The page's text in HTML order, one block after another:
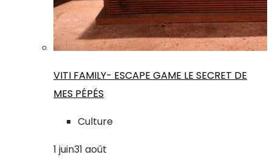
VITI FAMILY- ESCAPE GAME LE SECRET DE
MES PÉPÉS
Culture
1 juin31 août